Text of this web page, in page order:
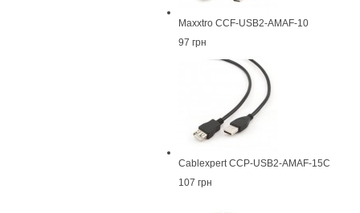
Maxxtro CCF-USB2-AMAF-10
97 грн
Cablexpert CCP-USB2-AMAF-15C
107 грн